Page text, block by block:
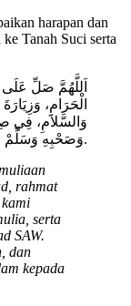
harapan dan
Tanah Suci serta
اَللَّهُمَّ صَلِّ عَلَى
الْحَرَامِ،
وَالسَّلاَمِ، فِي
وَصَحْبِهِ وَسَلِّمْ.
rahmat
serta
SAW.
dan
kepada